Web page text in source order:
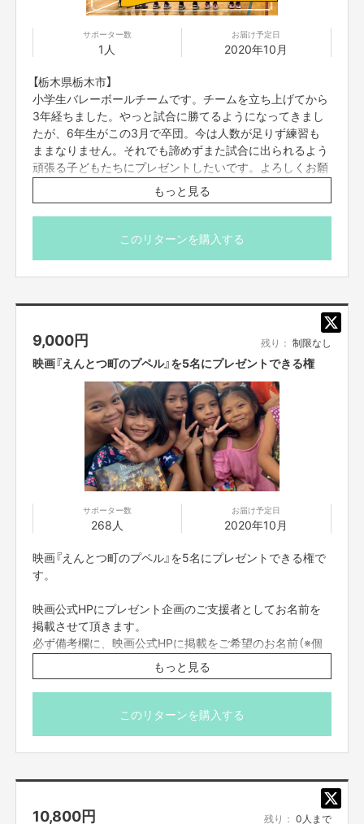
サポーター数
1人
お届け予定日
2020年10月
【栃木県栃木市】
小学生バレーボールチームです。チームを立ち上げてから
3年経ちました。やっと試合に勝てるようになってきまし
たが、6年生がこの3月で卒団。今は人数が足りず練習も
ままなりません。それでも諦めずまた試合に出られるよう
頑張る子どもたちにプレゼントしたいです。よろしくお願
いします。
『BLOOM』の子供達5人に、映画『えんとつ町のプペル』を
プレゼントできる権です。
必ず備考欄に、映画公式HPに掲載をご希望のお名前（※個
※お届け予定日は「目安」です。団体の代表者様と連絡をと
りあって、都合が合うタイミングでお届けします。
もっと見る
このリターンを購入する
9,000円 残り： 制限なし
映画『えんとつ町のプペル』を5名にプレゼントできる権
サポーター数
268人
お届け予定日
2020年10月
映画『えんとつ町のプペル』を5名にプレゼントできる権で
す。
映画公式HPにプレゼント企画のご支援者としてお名前を
掲載させて頂きます。
必ず備考欄に、映画公式HPに掲載をご希望のお名前（※個
人名に限ります）をご記入ください。
※プレゼント先はお任せ頂きます。子供団体ではなく、ひ
とり親家庭の団体等に贈られることもあります。
りあって、都合が合うタイミングでお届けします。
もっと見る
このリターンを購入する
10,800円 残り： 0人まで